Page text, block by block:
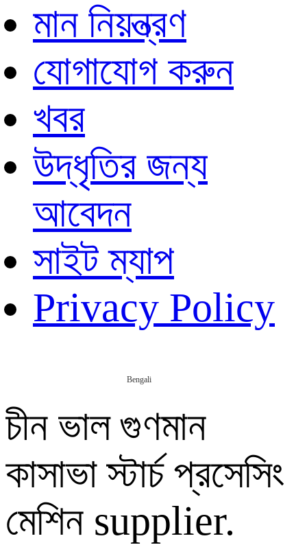
মান নিয়ন্ত্রণ
যোগাযোগ করুন
খবর
উদ্ধৃতির জন্য
আবেদন
সাইট ম্যাপ
Privacy Policy
Bengali
চীন ভাল গুণমান
কাসাভা স্টার্চ প্রসেসিং
মেশিন supplier.